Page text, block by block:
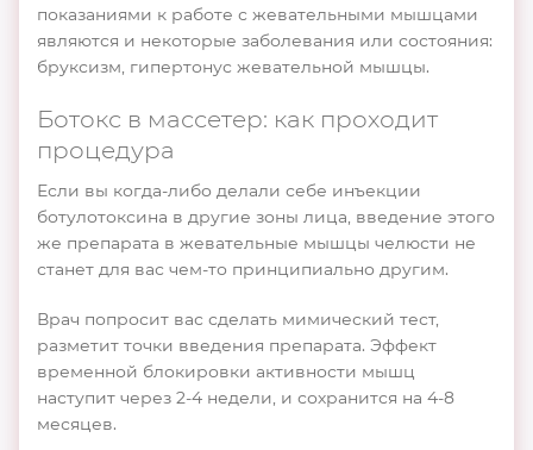
показаниями к работе с жевательными мышцами
являются и некоторые заболевания или состояния:
бруксизм, гипертонус жевательной мышцы.
Ботокс в массетер: как проходит
процедура
Если вы когда-либо делали себе инъекции
ботулотоксина в другие зоны лица, введение этого
же препарата в жевательные мышцы челюсти не
станет для вас чем-то принципиально другим.
Врач попросит вас сделать мимический тест,
разметит точки введения препарата. Эффект
временной блокировки активности мышц
наступит через 2-4 недели, и сохранится на 4-8
месяцев.